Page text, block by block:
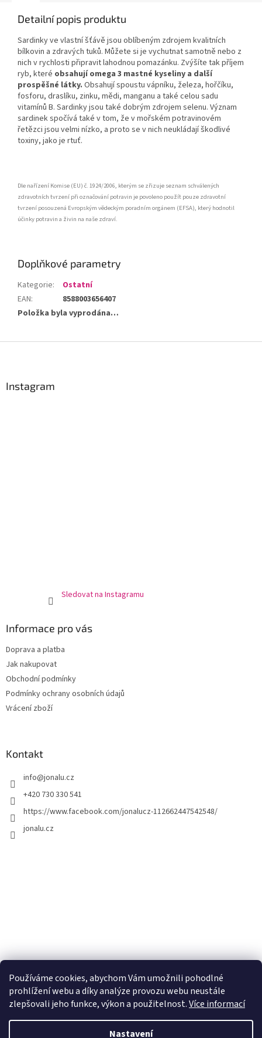
Používáme cookies, abychom Vám umožnili pohodlné
prohlížení webu a díky analýze provozu webu neustále
zlepšovali jeho funkce, výkon a použitelnost.Více informací
Nastavení
Detailní popis produktu
Sardinky ve vlastní šťávě jsou oblíbeným zdrojem kvalitních
bílkovin a zdravých tuků. Můžete si je vychutnat samotně nebo z
nich v rychlosti připravit lahodnou pomazánku. Zvýšíte tak příjem
ryb, které obsahují omega 3 mastné kyseliny a další
prospěšné látky. Obsahují spoustu vápníku, železa, hořčíku,
fosforu, draslíku, zinku, mědi, manganu a také celou sadu
vitamínů B. Sardinky jsou také dobrým zdrojem selenu. Význam
sardinek spočívá také v tom, že v mořském potravinovém
řetězci jsou velmi nízko, a proto se v nich neukládají škodlivé
toxiny, jako je rtuť.
Dle nařízení Komise (EU) č. 1924/2006, kterým se zřizuje seznam schválených
zdravotních tvrzení při označování potravin je povoleno použít pouze zdravotní
tvrzení posouzená Evropským vědeckým poradním orgánem (EFSA), který hodnotil
účinky potravin a živin na naše zdraví.
Doplňkové parametry
Kategorie:
Ostatní
EAN:
8588003656407
Položka byla vyprodána…
Instagram
Sledovat na Instagramu
Informace pro vás
Doprava a platba
Jak nakupovat
Obchodní podmínky
Podmínky ochrany osobních údajů
Vrácení zboží
Kontakt
info@jonalu.cz
+420 730 330 541
https://www.facebook.com/jonalucz-112662447542548/
jonalu.cz